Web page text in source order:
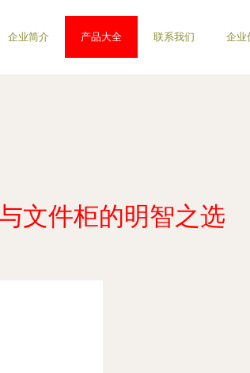
企业简介 产品大全 联系我们 企业
文件柜的明智之选